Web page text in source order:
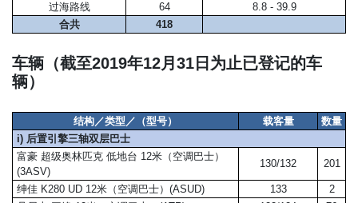
过海路线
64
8.8 - 39.9
合共
418
车辆（截至2019年12月31日为止已登记的车
辆）
结构／类型／（型号） 载客量
数量
i) 后置引擎三轴双层巴士
富豪 超级奥林匹克 低地台 12米（空调巴士）
(3ASV)
130/132 201
绅佳 K280 UD 12米（空调巴士）(ASUD) 133
2